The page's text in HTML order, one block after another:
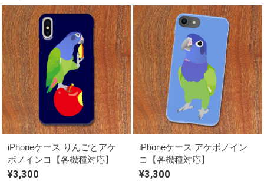
iPhoneケース りんごとアケ
ボノインコ【各機種対応】
¥3,300
iPhoneケース アケボノイン
コ【各機種対応】
¥3,300